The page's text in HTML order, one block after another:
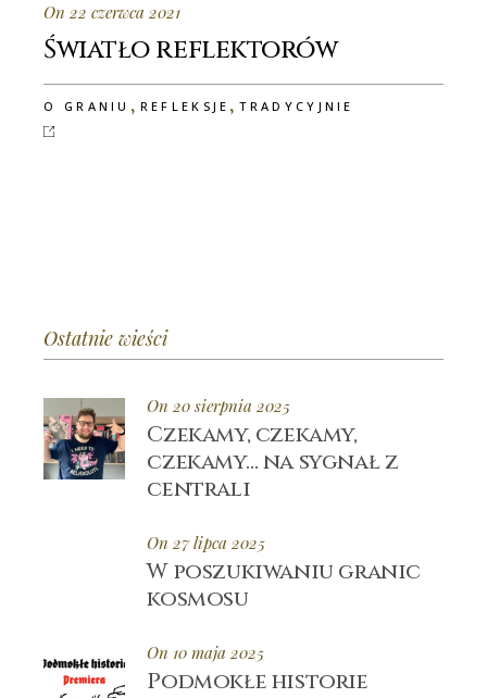
On 22 czerwca 2021
Światło reflektorów
O GRANIU , REFLEKSJE ,TRADYCYJNIE
Ostatnie wieści
On 20 sierpnia 2025
Czekamy, czekamy,
czekamy… na sygnał z
centrali
On 27 lipca 2025
W poszukiwaniu granic
kosmosu
On 10 maja 2025
Podmokłe historie